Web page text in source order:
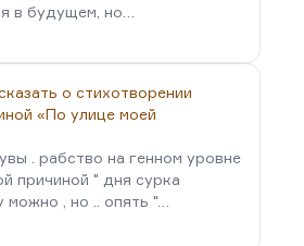
в будущем, но…
о стихотворении
«По улице моей
. рабство на генном уровне
причиной " дня сурка
можно , но .. опять "…